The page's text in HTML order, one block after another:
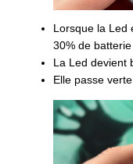
Lorsque la Led
30% de batterie
La Led devient
Elle passe